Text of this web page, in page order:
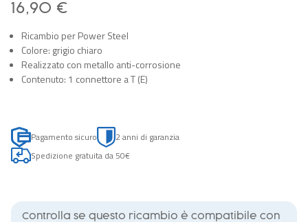
16,90 €
Ricambio per Power Steel
Colore: grigio chiaro
Realizzato con metallo anti-corrosione
Contenuto: 1 connettore a T (E)
Pagamento sicuro
2 anni di garanzia
Spedizione gratuita da 50€
Controlla se questo ricambio è compatibile con